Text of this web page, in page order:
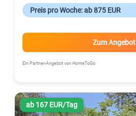
Preis pro Woche: ab 875 EUR
Zum Angebot
Ein Partner-Angebot von HomeToGo
ab 167 EUR/Tag